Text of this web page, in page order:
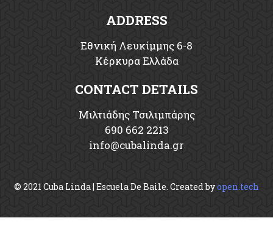
ADDRESS
Εθνική Λευκίμμης 6-8
Κέρκυρα Ελλάδα
CONTACT DETAILS
Μιλτιάδης Τσιλιμπάρης
690 662 2213
info
cubalinda gr
© 2021 Cuba Linda | Escuela De Baile. Created byopen.tech